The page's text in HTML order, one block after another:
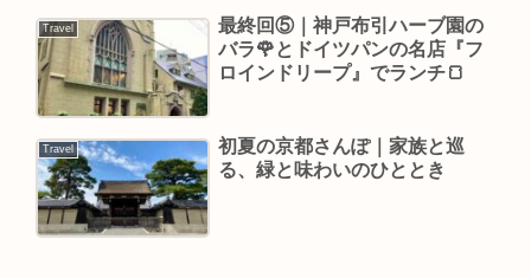
Travel
最終回⑤｜神戸布引ハーブ園の
バラ🌹とドイツパンの名店『フ
ロインドリープ』でランチ🍞
Travel
初夏の京都さんぽ｜家族と巡
る、緑と味わいのひととき